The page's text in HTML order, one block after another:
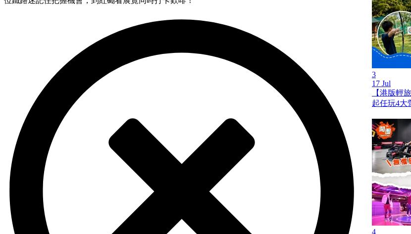
3
17 Jul
【港版輕
起任玩4大
4